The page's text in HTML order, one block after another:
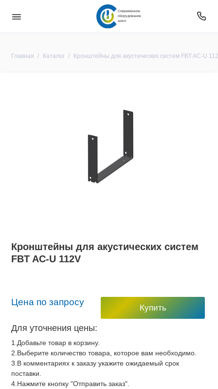
Современное
оборудование
школ
Главная Каталог Кронштейны для акустических систем FBT AC-U
Кронштейны для акустических систем
FBT AC-U 112V
Цена по запросу
Купить
Для уточнения цены:
1.Добавьте товар в корзину.
2.Выберите количество товара, которое вам необходимо.
3.В комментариях к заказу укажите ожидаемый срок
поставки.
4.Нажмите кнопку "Отправить заказ".